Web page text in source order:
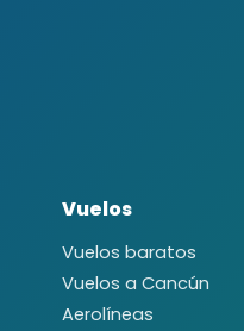
Vuelos
Vuelos baratos
Vuelos a Cancún
Aerolíneas